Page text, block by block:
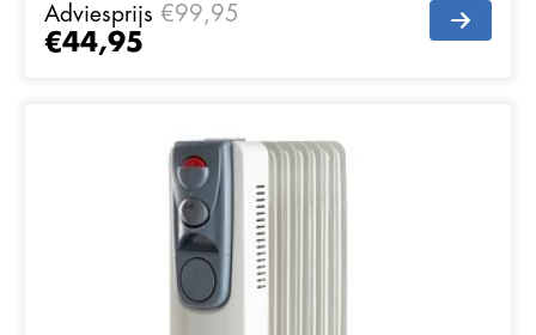
Adviesprijs €99,95
€44,95